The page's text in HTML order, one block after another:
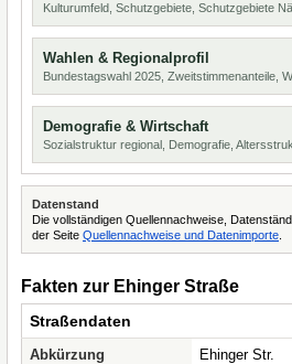
Kulturumfeld, Schutzgebiete, Schutzgebiete
Wahlen & Regionalprofil
Bundestagswahl 2025, Zweitstimmenanteile,
Demografie & Wirtschaft
Sozialstruktur regional, Demografie,
Datenstand
Die vollständigen Quellennachweise,
der Seite Quellennachweise und Datenimporte
Fakten zur Ehinger Straße
Straßendaten
Abkürzung
Ehinger Str.